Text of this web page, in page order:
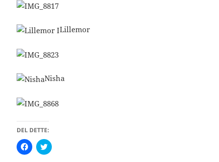
Lillemor
Nisha
DEL DETTE:
K
l
K
l